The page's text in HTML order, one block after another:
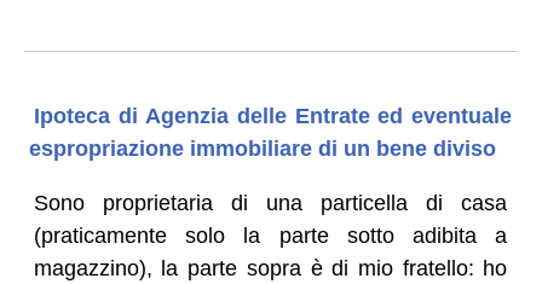
Ipoteca di Agenzia delle Entrate ed eventuale
espropriazione immobiliare di un bene diviso
Sono proprietaria di una particella di casa
(praticamente solo la parte sotto adibita a
magazzino), la parte sopra è di mio fratello: ho